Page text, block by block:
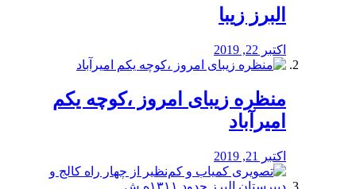
البرز زیبا
اکتبر 22, 2019
منظره‌‌ زیبای امروز ،کوچه یکم
امیرآباد
اکتبر 21, 2019